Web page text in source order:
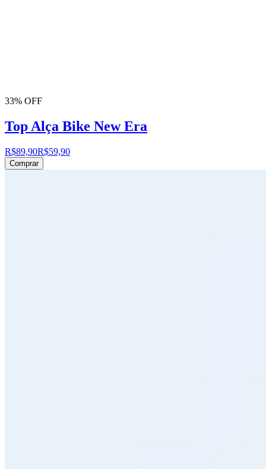
33% OFF
Top Alça Bike New Era
R$89,90R$59,90
Comprar